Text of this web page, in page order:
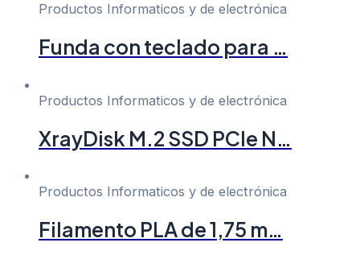
Productos Informaticos y de electrónica
Funda con teclado para …
Productos Informaticos y de electrónica
XrayDisk M.2 SSD PCIe N…
Productos Informaticos y de electrónica
Filamento PLA de 1,75 m…